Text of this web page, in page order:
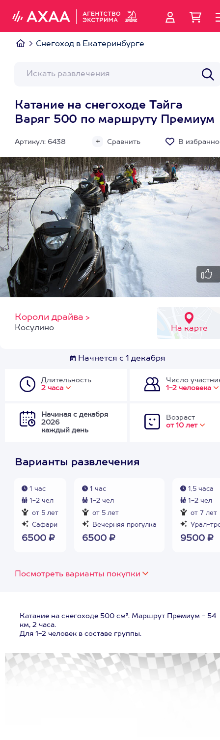
Снегоход в Екатеринбурге
Катание на снегоходе Тайга
Варяг 500 по маршруту Премиум
Артикул: 6438 Сравнить В
Короли драйва >
На карте
Косулино
Начнется с 1 декабря
Длительность
2 часа
Число
1-2 человека
Начиная с декабря
2026
каждый день
Возраст
от 10 лет
Варианты развлечения
1 час
1-2 чел
от 5 лет
Сафари
6500 ₽
1 час
1-2 чел
от 5 лет
Вечерняя прогулка
6500 ₽
1,5 часа
1-2 чел
от 7 лет
Урал-
9500 ₽
Посмотреть варианты покупки
Катание на снегоходе 500 см³. Маршрут Премиум - 54
км, 2 часа.
Для 1-2 человек в составе группы.